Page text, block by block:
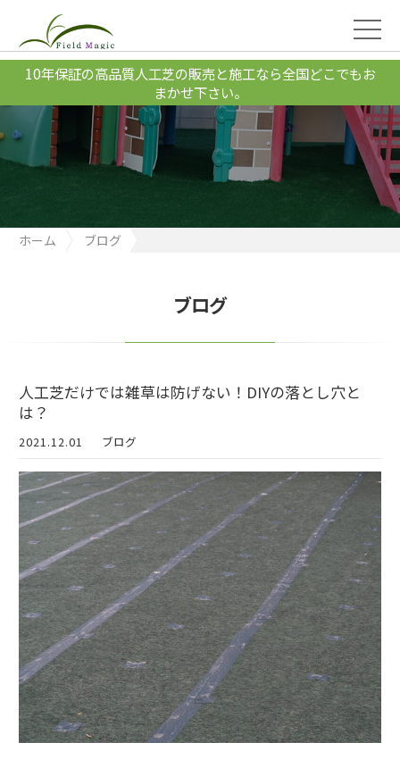
10年保証の高品質人工芝の販売と施工なら全国どこでもお
まかせ下さい。
ホーム
ブログ
ブログ
人工芝だけでは雑草は防げない！DIYの落とし穴と
は？
2021.12.01 ブログ